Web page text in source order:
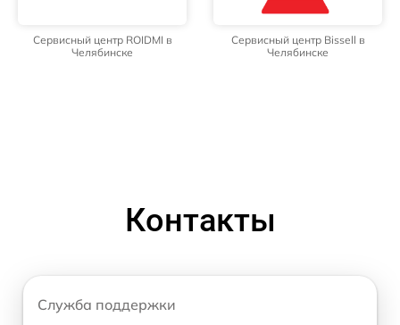
Сервисный центр ROIDMI в
Челябинске
Сервисный центр Bissell в
Челябинске
Контакты
Служба поддержки